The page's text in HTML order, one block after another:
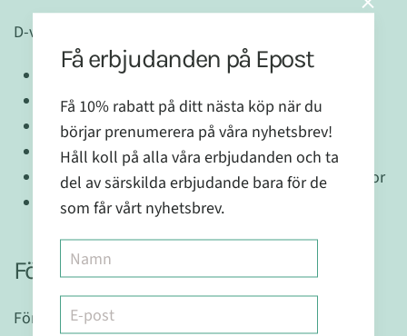
D-vitamin bidrar till:
att bibehålla normal benstomme
immunsystemets normala funktion
att bibehålla normal muskelfunktion
att bibehålla normala tänder
normalt upptag/utnyttjande av kalcium och fosfor
normala kalciumnivåer i blodet
Förvaring:
Förvaras torrt och utom räckhåll för barn.
Få erbjudanden på Epost
Få 10% rabatt på ditt nästa köp när du
börjar prenumerera på våra nyhetsbrev!
Håll koll på alla våra erbjudanden och ta
del av särskilda erbjudande bara för de
som får vårt nyhetsbrev.